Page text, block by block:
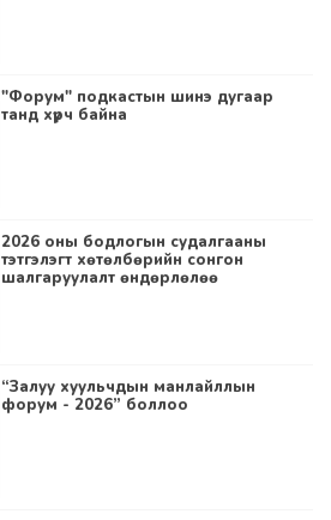
"Форум" подкастын шинэ дугаар
танд хүрч байна
2026 оны бодлогын судалгааны
тэтгэлэгт хөтөлбөрийн сонгон
шалгаруулалт өндөрлөлөө
“Залуу хуульчдын манлайллын
форум - 2026” боллоо